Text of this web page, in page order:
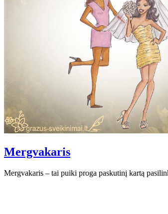
Mergvakaris
Mergvakaris – tai puiki proga paskutinį kartą